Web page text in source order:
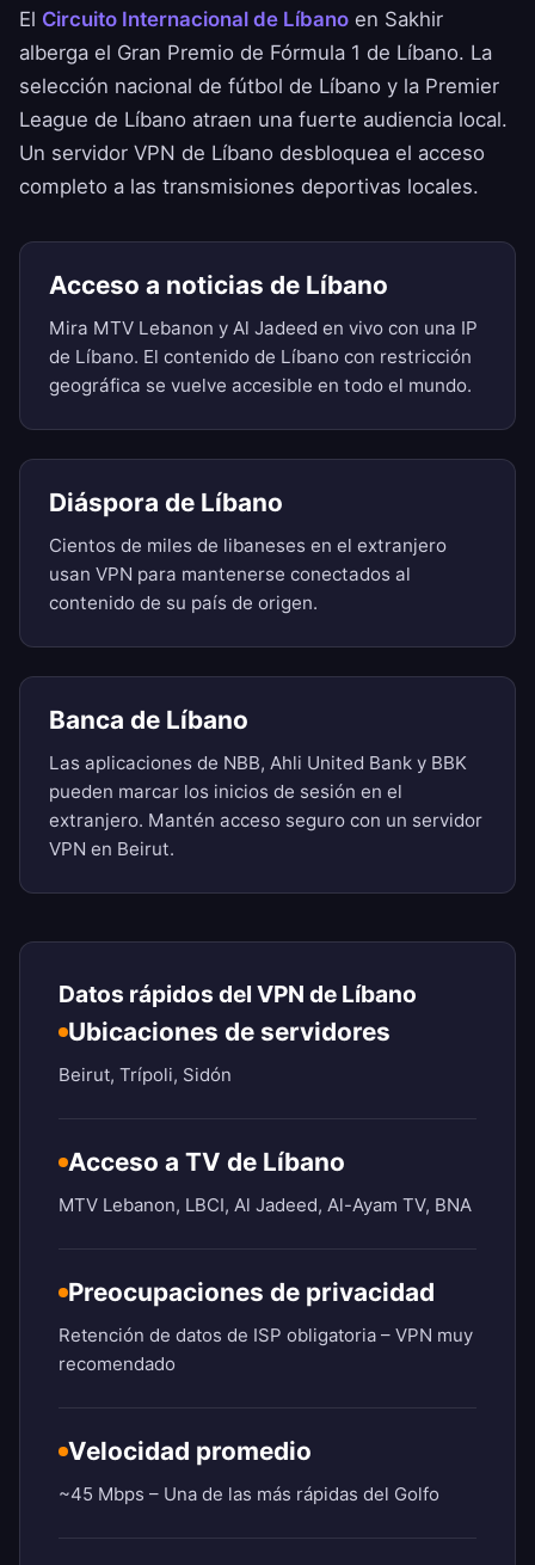
El Circuito Internacional de Líbano en Sakhir
alberga el Gran Premio de Fórmula 1 de Líbano. La
selección nacional de fútbol de Líbano y la Premier
League de Líbano atraen una fuerte audiencia local.
Un servidor VPN de Líbano desbloquea el acceso
completo a las transmisiones deportivas locales.
Acceso a noticias de Líbano
Mira MTV Lebanon y Al Jadeed en vivo con una IP
de Líbano. El contenido de Líbano con restricción
geográfica se vuelve accesible en todo el mundo.
Diáspora de Líbano
Cientos de miles de libaneses en el extranjero
usan VPN para mantenerse conectados al
contenido de su país de origen.
Banca de Líbano
Las aplicaciones de NBB, Ahli United Bank y BBK
pueden marcar los inicios de sesión en el
extranjero. Mantén acceso seguro con un servidor
VPN en Beirut.
Datos rápidos del VPN de Líbano
Ubicaciones de servidores
Beirut, Trípoli, Sidón
Acceso a TV de Líbano
MTV Lebanon, LBCI, Al Jadeed, Al-Ayam TV, BNA
Preocupaciones de privacidad
Retención de datos de ISP obligatoria – VPN muy
recomendado
Velocidad promedio
~45 Mbps – Una de las más rápidas del Golfo